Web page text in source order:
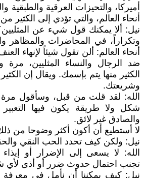
أميركا، والتحيزات العرقية والطبقية
أنحاء العالم، والتي تؤدي إلى الكثير
نيل: ألا يمكنك قول شيء عن
وتكراراً، في المحاضرات والمظاهر
أنحاء العالم: ألن تقول شيئاً لإنهاء
ضد الرجال والنساء المثليين، مرة
الكثير منها يتم بإسمك. ويقال إن
وشريعتك.
الله: لقد قلت من قبل، وسأقول
شكل ولا طريقة يكون فيها
والصادق غير لائق.
لا أستطيع أن أكون أكثر وضوحا من
نيل: ولكن كيف تحدد الحب النقي
الله: لا يسعى إلى الإضرار أو
تجنب احتمال حدوث ضرر أو أذى
نيل: كيف يمكننا أن نأمل في